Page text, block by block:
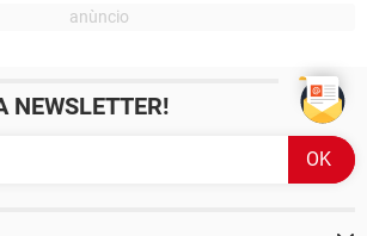
NEWSLETTER!